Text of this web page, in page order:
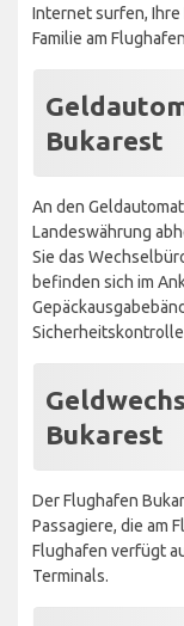
Internet surfen, Ihre
Familie am
Bukarest
An den
Landeswährung
Sie das
befinden sich im
Bukarest
Der Flughafen
Passagiere, die am
Flughafen verfügt
Terminals.